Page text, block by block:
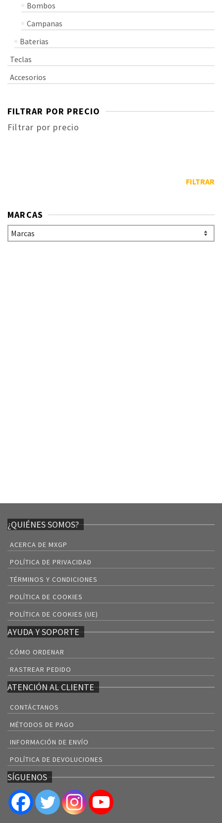
Bombos
Campanas
Baterias
Teclas
Accesorios
FILTRAR POR PRECIO
Filtrar por precio
FILTRAR
MARCAS
¿QUIÉNES SOMOS?
ACERCA DE MXGP
POLÍTICA DE PRIVACIDAD
TÉRMINOS Y CONDICIONES
POLÍTICA DE COOKIES
POLÍTICA DE COOKIES (UE)
AYUDA Y SOPORTE
CÓMO ORDENAR
RASTREAR PEDIDO
ATENCIÓN AL CLIENTE
CONTÁCTANOS
MÉTODOS DE PAGO
INFORMACIÓN DE ENVÍO
POLÍTICA DE DEVOLUCIONES
SÍGUENOS